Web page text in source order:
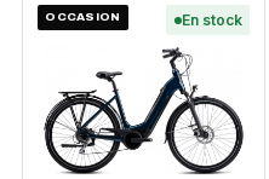
OCCASION En stock